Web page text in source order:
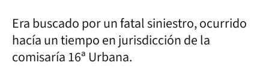
Era buscado por un fatal siniestro, ocurrido
hacía un tiempo en jurisdicción de la
comisaría 16ª Urbana.